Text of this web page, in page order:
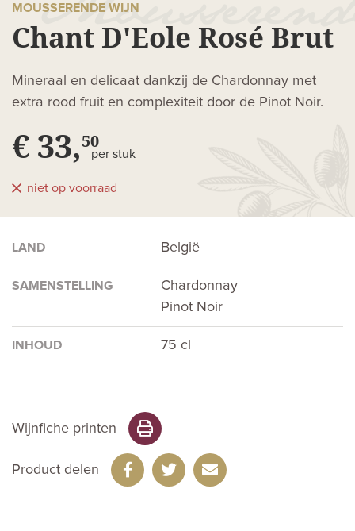
MOUSSERENDE WIJN
Chant D'Eole Rosé Brut
Mineraal en delicaat dankzij de Chardonnay met
extra rood fruit en complexiteit door de Pinot Noir.
€ 33,50
per stuk
niet op voorraad
LAND België
SAMENSTELLING
Chardonnay
Pinot Noir
INHOUD 75 cl
Wijnfiche printen
Product delen